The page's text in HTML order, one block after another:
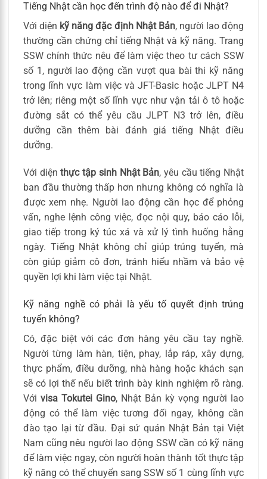
Tiếng Nhật cần học đến trình độ nào để đi Nhật?
Với diện kỹ năng đặc định Nhật Bản, người lao động
thường cần chứng chỉ tiếng Nhật và kỹ năng. Trang
SSW chính thức nêu để làm việc theo tư cách SSW
số 1, người lao động cần vượt qua bài thi kỹ năng
trong lĩnh vực làm việc và JFT-Basic hoặc JLPT N4
trở lên; riêng một số lĩnh vực như vận tải ô tô hoặc
đường sắt có thể yêu cầu JLPT N3 trở lên, điều
dưỡng cần thêm bài đánh giá tiếng Nhật điều
dưỡng.
Với diệnthực tập sinh Nhật Bản, yêu cầu tiếng Nhật
ban đầu thường thấp hơn nhưng không có nghĩa là
được xem nhẹ. Người lao động cần học để phỏng
vấn, nghe lệnh công việc, đọc nội quy, báo cáo lỗi,
giao tiếp trong ký túc xá và xử lý tình huống hằng
ngày. Tiếng Nhật không chỉ giúp trúng tuyển, mà
còn giúp giảm cô đơn, tránh hiểu nhầm và bảo vệ
quyền lợi khi làm việc tại Nhật.
Kỹ năng nghề có phải là yếu tố quyết định trúng
tuyển không?
Có, đặc biệt với các đơn hàng yêu cầu tay nghề.
Người từng làm hàn, tiện, phay, lắp ráp, xây dựng,
thực phẩm, điều dưỡng, nhà hàng hoặc khách sạn
sẽ có lợi thế nếu biết trình bày kinh nghiệm rõ ràng.
Với visa Tokutei Gino, Nhật Bản kỳ vọng người lao
động có thể làm việc tương đối ngay, không cần
đào tạo lại từ đầu. Đại sứ quán Nhật Bản tại Việt
Nam cũng nêu người lao động SSW cần có kỹ năng
để làm việc ngay, còn người hoàn thành tốt thực tập
kỹ năng có thể chuyển sang SSW số 1 cùng lĩnh vực